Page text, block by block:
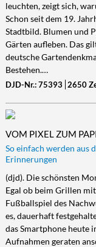
leuchten, zeigt sich,
Schon seit dem 19.
Stadtbild. Blumen und
Gärten aufleben. Das
deutsche
Bestehen.…
DJD-Nr.: 75393 2650
VOM PIXEL ZUM
So einfach werden aus
Erinnerungen
(djd). Die schönsten
Egal ob beim Grillen
Fußballspiel des
es, dauerhaft
das Smartphone heute
Aufnahmen geraten